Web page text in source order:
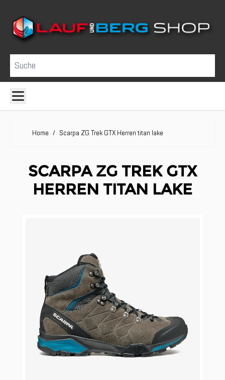
Suche
Home / Scarpa ZG Trek GTX Herren titan lake
SCARPA ZG TREK GTX
HERREN TITAN LAKE